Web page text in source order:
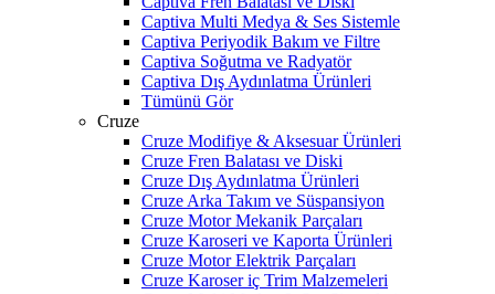
Captiva Multi Medya & Ses Sistemle
Captiva Periyodik Bakım ve Filtre
Captiva Soğutma ve Radyatör
Captiva Dış Aydınlatma Ürünleri
Tümünü Gör
Cruze
Cruze Modifiye & Aksesuar Ürünleri
Cruze Fren Balatası ve Diski
Cruze Dış Aydınlatma Ürünleri
Cruze Arka Takım ve Süspansiyon
Cruze Motor Mekanik Parçaları
Cruze Karoseri ve Kaporta Ürünleri
Cruze Motor Elektrik Parçaları
Cruze Karoser iç Trim Malzemeleri